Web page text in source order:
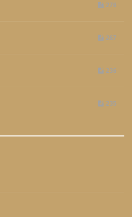
276
267
236
235